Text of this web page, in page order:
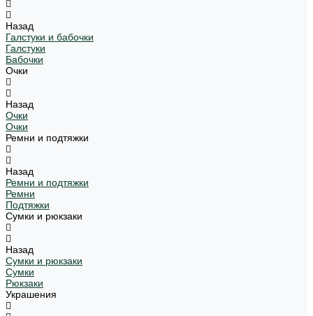
Назад
Галстуки и бабочки
Галстуки
Бабочки
Очки
Назад
Очки
Очки
Ремни и подтяжки
Назад
Ремни и подтяжки
Ремни
Подтяжки
Сумки и рюкзаки
Назад
Сумки и рюкзаки
Сумки
Рюкзаки
Украшения